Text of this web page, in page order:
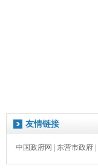
友情链接
中国政府网 东营市政府